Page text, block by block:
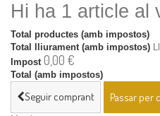
Hi ha 1 article al
Total productes (amb impostos)
Total lliurament (amb impostos)
Impost 0,00 €
Total (amb impostos)
Seguir comprant Passar per